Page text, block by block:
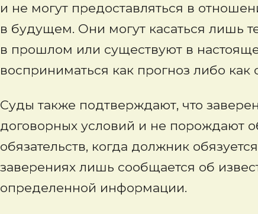
и не могут предоставляться в
в будущем. Они могут касаться лишь
в прошлом или существуют в
восприниматься как прогноз либо
Суды также подтверждают, что
договорных условий и не порождают
обязательств, когда должник
заверениях лишь сообщается об
определенной информации.